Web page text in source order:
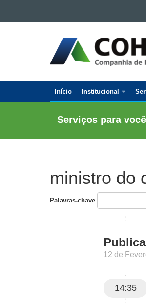
Ir para a navegação
COMPANHIA
DE
HABITAÇÃO
PARANÁ
Navegação
Principal
Início Institucional
Serviços para
ministro do
Palavras-chave
12 de
14:35